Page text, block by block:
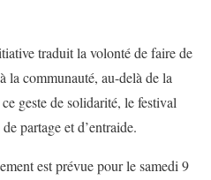
traduit la volonté de faire de
communauté, au-delà de la
geste de solidarité, le festival
partage et d’entraide.
est prévue pour le samedi 9